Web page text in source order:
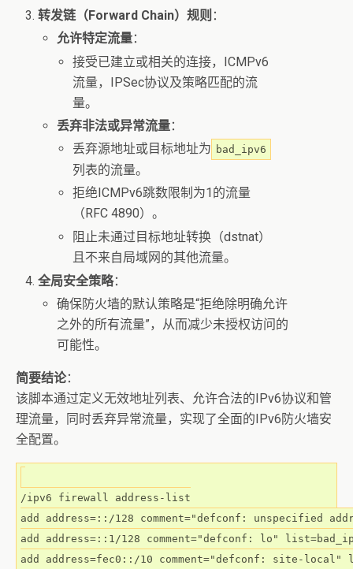
转发链（Forward Chain）规则 ：
允许特定流量：
接受已建立或相关的连接，ICMPv6
流量，IPSec协议及策略匹配的流
量。
丢弃非法或异常流量：
丢弃源地址或目标地址为 bad_ipv6
列表的流量。
拒绝ICMPv6跳数限制为1的流量
（RFC 4890）。
阻止未通过目标地址转换（dstnat）
且不来自局域网的其他流量。
全局安全策略：
确保防火墙的默认策略是“拒绝除明确允许
之外的所有流量”，从而减少未授权访问的
可能性。
简要结论：
该脚本通过定义无效地址列表、允许合法的IPv6协议和管
理流量，同时丢弃异常流量，实现了全面的IPv6防火墙安
全配置。
/ipv6 firewall address-list
add address=::/128 comment="defconf: unspecified
add address=::1/128 comment="defconf: lo"
add address=fec0::/10 comment="defconf: site-local"